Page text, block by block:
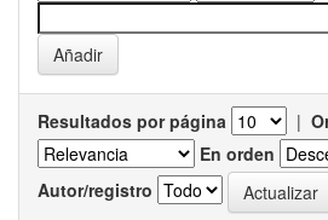
Resultados por página |
En orden
Autor/registro